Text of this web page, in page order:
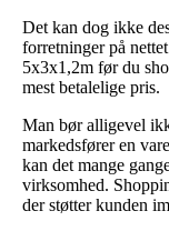
Det kan dog ikke
forretninger på
5x3x1,2m før du
mest betalelige pris.
Man bør alligevel
markedsfører en
kan det mange
virksomhed.
der støtter kunden